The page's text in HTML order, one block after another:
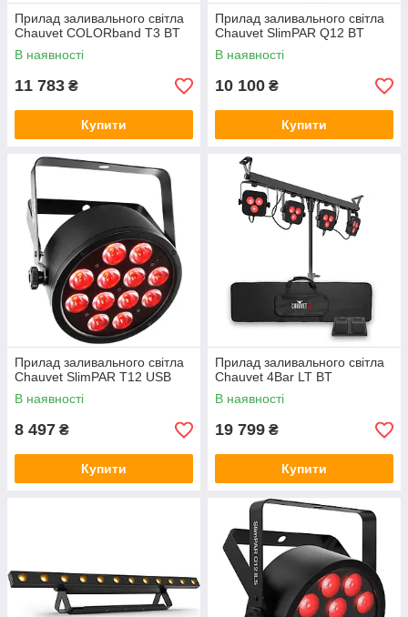
Прилад заливального світла
Chauvet COLORband T3 BT
В наявності
11 783 ₴
Купити
Прилад заливального світла
Chauvet SlimPAR Q12 BT
В наявності
10 100 ₴
Купити
Прилад заливального світла
Chauvet SlimPAR T12 USB
В наявності
8 497 ₴
Купити
Прилад заливального світла
Chauvet 4Bar LT BT
В наявності
19 799 ₴
Купити